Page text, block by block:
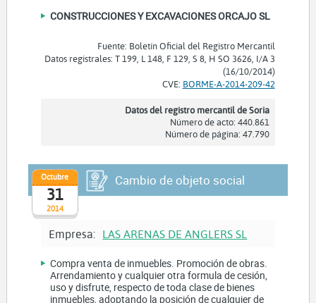
CONSTRUCCIONES Y EXCAVACIONES ORCAJO SL
Fuente: Boletín Oficial del Registro Mercantil
Datos registrales: T 199, L 148, F 129, S 8, H SO 3626, I/A 3
(16/10/2014)
CVE: BORME-A-2014-209-42
Datos del registro mercantil de Soria
Número de acto: 440.861
Número de página: 47.790
2014
Octubre
31
Cambio de objeto social
Empresa: LAS ARENAS DE ANGLERS SL
Compra venta de inmuebles. Promoción de obras.
Arrendamiento y cualquier otra formula de cesión,
uso y disfrute, respecto de toda clase de bienes
inmuebles, adoptando la posición de cualquier de